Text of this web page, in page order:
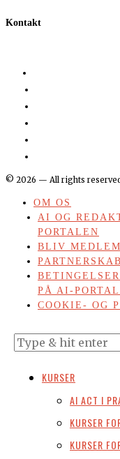
Kontakt
© 2026 — All rights
OM OS
AI OG
PORTALEN
BLIV MEDLEM
PÅ AI-
COOKIE- OG
KURSER
AI ACT I
KURSER
KURSER